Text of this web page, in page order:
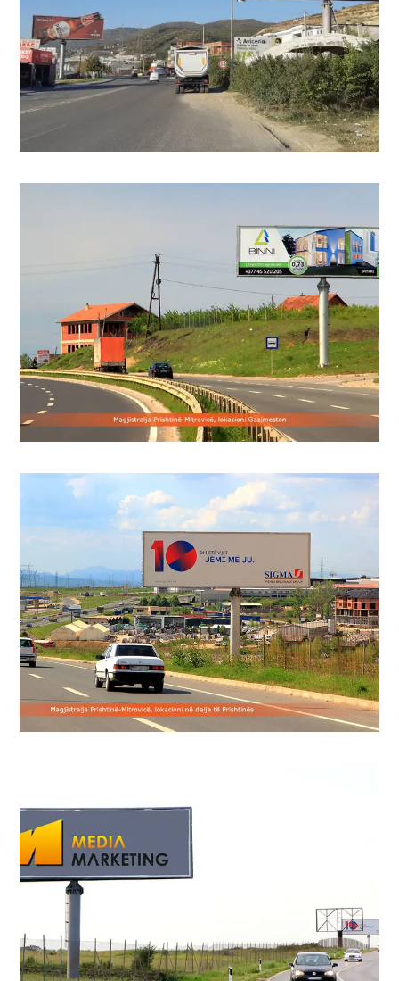
Marketing е еден од најефективните
формати за да се достигне широка
публика.
Рекламирањето на билборди од Media
Marketing е еден од најефективните
формати за да се достигне широка
публика.
Рекламирањето на билборди од Media
Marketing е еден од најефективните
формати за да се достигне широка
публика.
Рекламирањето на билборди од Media
Marketing е еден од најефективните